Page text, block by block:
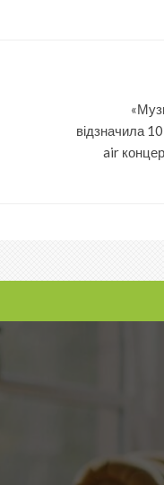
відзначила
air